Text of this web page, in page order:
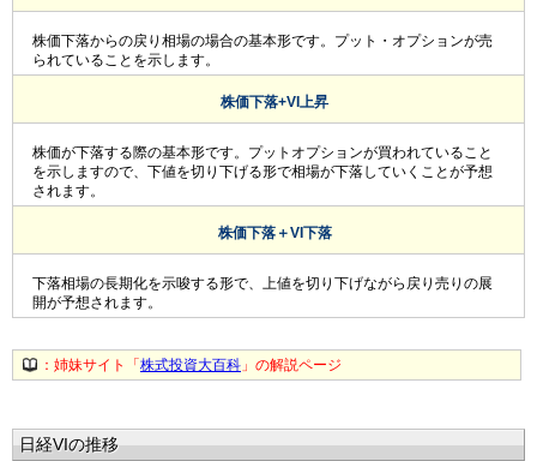
株価下落からの戻り相場の場合の基本形です。プット・オプションが売
られていることを示します。
株価下落+VI上昇
株価が下落する際の基本形です。プットオプションが買われていること
を示しますので、下値を切り下げる形で相場が下落していくことが予想
されます。
株価下落＋VI下落
下落相場の長期化を示唆する形で、上値を切り下げながら戻り売りの展
開が予想されます。
：姉妹サイト「 株式投資大百科 」の解説ページ
日経VIの推移